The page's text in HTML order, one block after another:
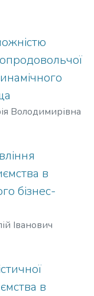
Володимирівна
в
бізнес-
Іванович
в